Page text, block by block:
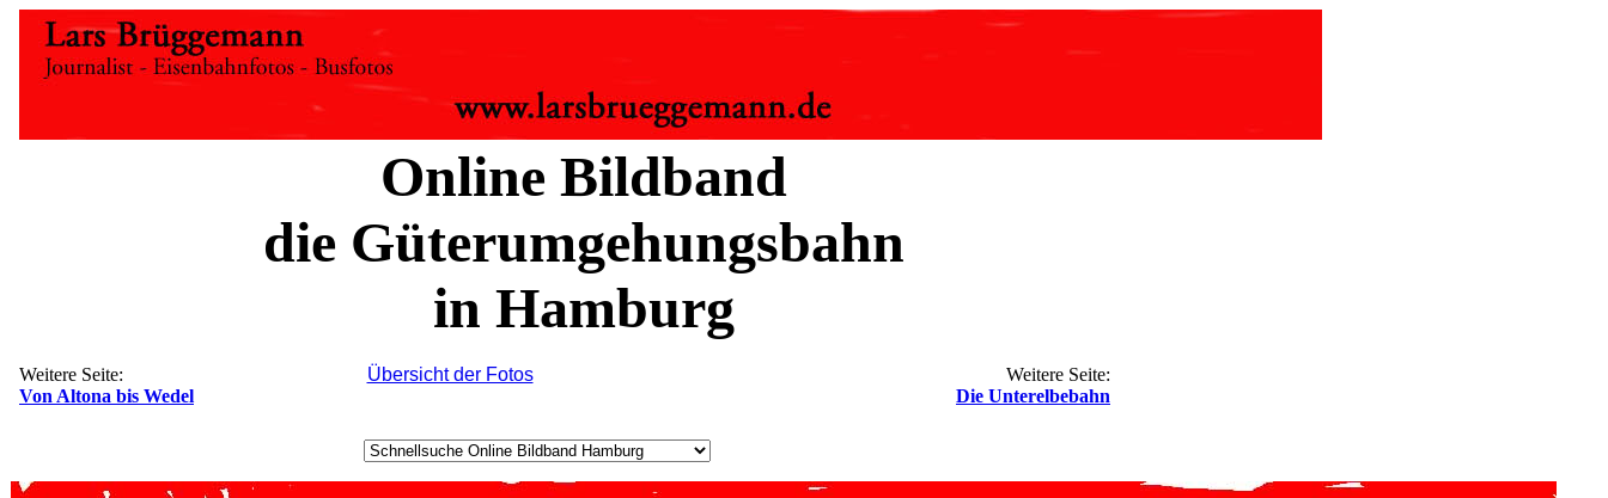
Online Bildband
die Güterumgehungsbahn
in Hamburg
Weitere Seite:
Von Altona bis Wedel
Übersicht der Fotos
Weitere Seite:
Die Unterelbebahn